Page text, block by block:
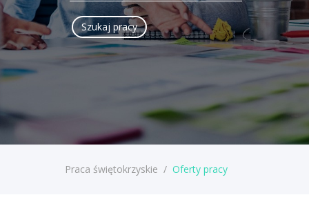
Praca świętokrzyskie / Oferty pracy